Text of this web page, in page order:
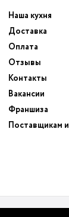
Наша кухня
Доставка
Оплата
Отзывы
Контакты
Вакансии
Франшиза
Поставщикам